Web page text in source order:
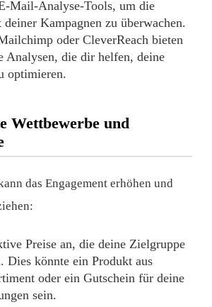
Mail-Analyse-Tools, um die
Kampagnen zu überwachen.
oder CleverReach bieten
Analysen, die dir helfen, deine
optimieren.
Wettbewerbe und
das Engagement erhöhen und
Preise an, die deine Zielgruppe
Dies könnte ein Produkt aus
oder ein Gutschein für deine
sein.